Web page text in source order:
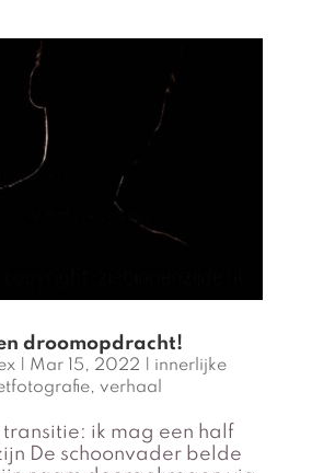
droomopdracht!
| Mar 15, 2022
innerlijke
, verhaal
ik mag een half
De schoonvader belde